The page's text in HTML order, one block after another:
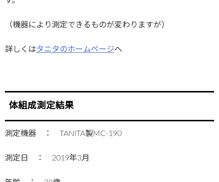
（機器により測定できるものが変わりますが）
詳しくはタニタのホームページへ
体組成測定結果
測定機器 ： TANITA製MC-190
測定日 ： 2019年3月